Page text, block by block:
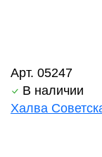
Арт. 05247
В наличии
Халва